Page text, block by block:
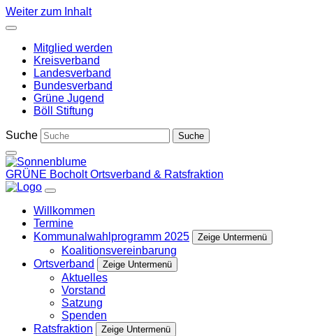
Weiter zum Inhalt
Mitglied werden
Kreisverband
Landesverband
Bundesverband
Grüne Jugend
Böll Stiftung
Suche
GRÜNE BocholtOrtsverband & Ratsfraktion
Willkommen
Termine
Kommunalwahlprogramm 2025
Zeige Untermenü
Koalitionsvereinbarung
Ortsverband
Zeige Untermenü
Aktuelles
Vorstand
Satzung
Spenden
Ratsfraktion
Zeige Untermenü